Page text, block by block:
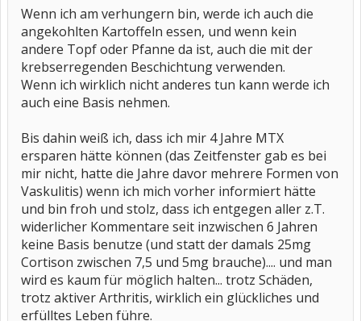
Wenn ich am verhungern bin, werde ich auch die
angekohlten Kartoffeln essen, und wenn kein
andere Topf oder Pfanne da ist, auch die mit der
krebserregenden Beschichtung verwenden.
Wenn ich wirklich nicht anderes tun kann werde ich
auch eine Basis nehmen.
Bis dahin weiß ich, dass ich mir 4 Jahre MTX
ersparen hätte können (das Zeitfenster gab es bei
mir nicht, hatte die Jahre davor mehrere Formen von
Vaskulitis) wenn ich mich vorher informiert hätte
und bin froh und stolz, dass ich entgegen aller z.T.
widerlicher Kommentare seit inzwischen 6 Jahren
keine Basis benutze (und statt der damals 25mg
Cortison zwischen 7,5 und 5mg brauche).... und man
wird es kaum für möglich halten... trotz Schäden,
trotz aktiver Arthritis, wirklich ein glückliches und
erfülltes Leben führe.